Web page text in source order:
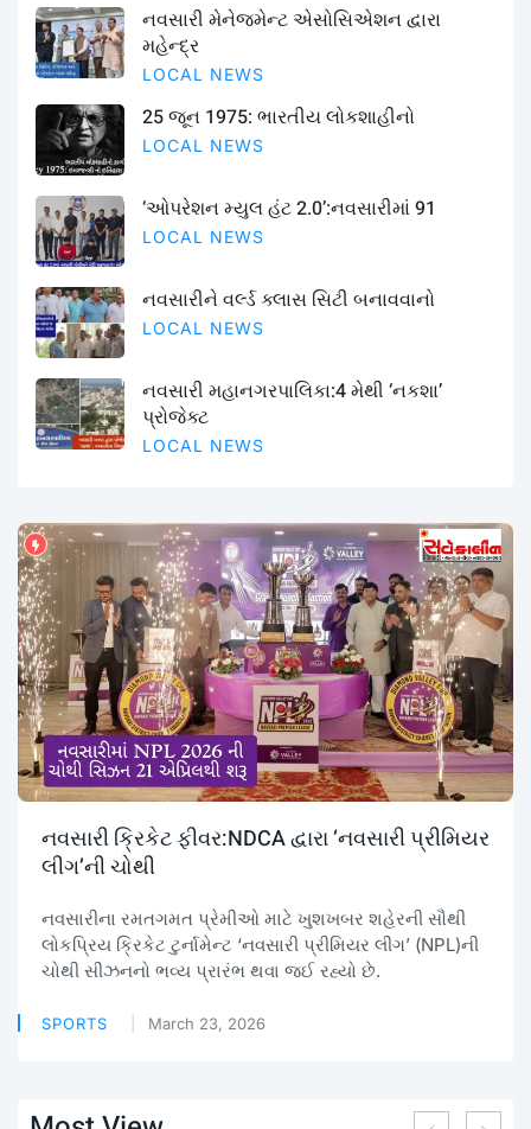
નવસારી મેનેજમેન્ટ એસોસિએશન દ્વારા
મહેન્દ્ર
LOCAL NEWS
25 જૂન 1975: ભારતીય લોકશાહીનો
LOCAL NEWS
‘ઓપરેશન મ્યુલ હંટ 2.0’:નવસારીમાં 91
LOCAL NEWS
નવસારીને વર્લ્ડ ક્લાસ સિટી બનાવવાનો
LOCAL NEWS
નવસારી મહાનગરપાલિકા:4 મેથી ‘નકશા’
પ્રોજેક્ટ
LOCAL NEWS
નવસારી ક્રિકેટ ફીવર:NDCA દ્વારા ‘નવસારી પ્રીમિયર
લીગ’ની ચોથી
નવસારીના રમતગમત પ્રેમીઓ માટે ખુશખબર શહેરની સૌથી
લોકપ્રિય ક્રિકેટ ટુર્નામેન્ટ ‘નવસારી પ્રીમિયર લીગ’ (NPL)ની
ચોથી સીઝનનો ભવ્ય પ્રારંભ થવા જઈ રહ્યો છે.
SPORTS March 23, 2026